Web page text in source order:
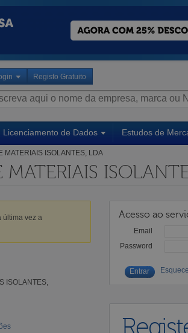
Registo Gratuito
Licenciamento de Dados Estudos de
MATERIAIS ISOLANTES, LDA
última vez a
ISOLANTES,
Acesso ao
Email
Password